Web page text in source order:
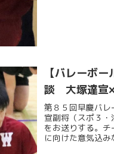
【バレーボ
談 大塚達宣
第８５回早慶バ
宣副将（スポ３
をお送りする。
に向けた意気込